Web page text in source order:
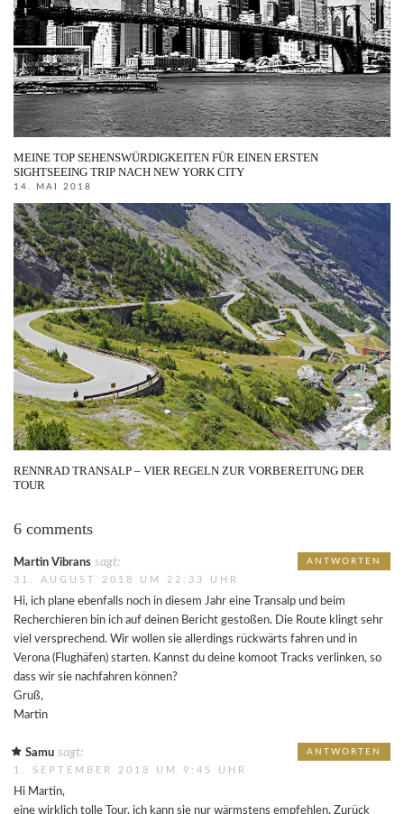
MEINE TOP SEHENSWÜRDIGKEITEN FÜR EINEN ERSTEN
SIGHTSEEING TRIP NACH NEW YORK CITY
14. MAI 2018
RENNRAD TRANSALP – VIER REGELN ZUR VORBEREITUNG DER
TOUR
6 comments
Martin Vibrans sagt:
31. AUGUST 2018 UM 22:33 UHR
Hi, ich plane ebenfalls noch in diesem Jahr eine Transalp und beim
Recherchieren bin ich auf deinen Bericht gestoßen. Die Route klingt sehr
viel versprechend. Wir wollen sie allerdings rückwärts fahren und in
Verona (Flughäfen) starten. Kannst du deine komoot Tracks verlinken, so
dass wir sie nachfahren können?
Gruß,
Martin
ANTWORTEN
Samu sagt:
1. SEPTEMBER 2018 UM 9:45 UHR
Hi Martin,
eine wirklich tolle Tour, ich kann sie nur wärmstens empfehlen. Zurück
ANTWORTEN